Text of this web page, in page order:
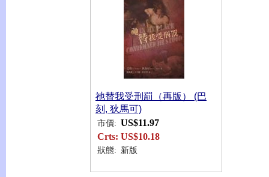
祂替我受刑罰（再版） (巴
刻, 狄馬可)
市價: US$11.97
Crts: US$10.18
狀態: 新版